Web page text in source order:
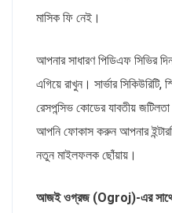
মাসিক ফি নেই।
আপনার সাধারণ পিডিএফ সিভির
এগিয়ে রাখুন। সার্ভার
রেসপন্সিভ কোডের যাবতীয়
আপনি ফোকাস করুন আপনার
নতুন মাইলফলক ছোঁয়ায়।
আজই ওগ্রজ (Ogroj)-এর সাথে